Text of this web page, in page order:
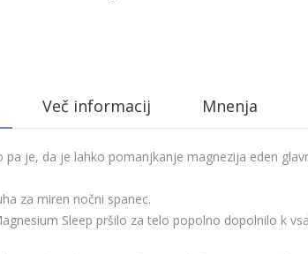
je, da je lahko pomanjkanje magnezija eden
za miren nočni spanec.
Sleep pršilo za telo popolno dopolnilo k
Več informacij Mnenja